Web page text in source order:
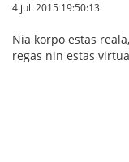
4 juli 2015 19:50:13
Nia korpo estas
regas nin estas